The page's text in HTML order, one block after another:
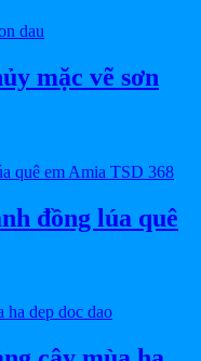
mặc vẽ sơn
đồng lúa quê